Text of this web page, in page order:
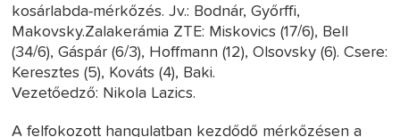
kosárlabda-mérkőzés. Jv.: Bodnár, Győrffi,
Makovsky.Zalakerámia ZTE: Miskovics (17/6), Bell
(34/6), Gáspár (6/3), Hoffmann (12), Olsovsky (6). Csere:
Keresztes (5), Kováts (4), Baki.
Vezetőedző: Nikola Lazics.
A felfokozott hangulatban kezdődő mérkőzésen a